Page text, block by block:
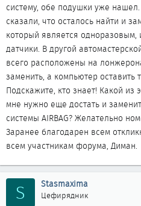
систему, обе подушки уже
сказали, что осталось найти и
который является
датчики. В другой
всего расположены на
заменить, а компьютер оставить
Подскажите, кто знает! Какой из
мне нужно еще достать и
системы AIRBAG? Желательно
Заранее благодарен всем
всем участникам форума, Диман.
S Stasmaxima
Цефирядник